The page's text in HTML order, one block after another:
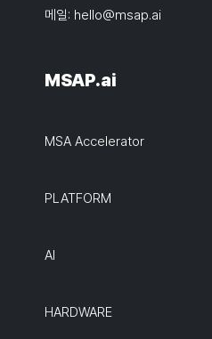
메일: hello@msap.ai
MSAP.ai
MSA Accelerator
PLATFORM
AI
HARDWARE